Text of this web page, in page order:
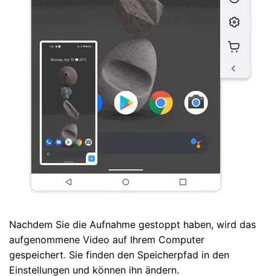
Nachdem Sie die Aufnahme gestoppt haben, wird das
aufgenommene Video auf Ihrem Computer
gespeichert. Sie finden den Speicherpfad in den
Einstellungen und können ihn ändern.